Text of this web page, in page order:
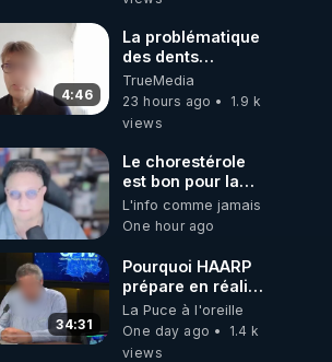
4:46
La problématique
des dents
dévitalisées et
des implants
TrueMedia
23 hours ago
1.9 k
views
Le chorestérole
est bon pour la
santé, ils nous
volent l'eau ! 😒🤢
https://odysee.com/
L'info comme jamais
One hour ago
34:31
Pourquoi HAARP
prépare en réalité
un CHAOS
climatique, on
répond
La Puce à l'oreille
One day ago
1.4 k
views